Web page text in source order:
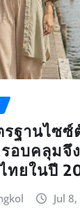
ฐานไซซ์
อบคลุมจึ
ทยในปี
Jul